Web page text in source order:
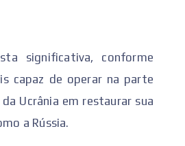
significativa, conforme
capaz de operar na parte
Ucrânia em restaurar sua
a Rússia.